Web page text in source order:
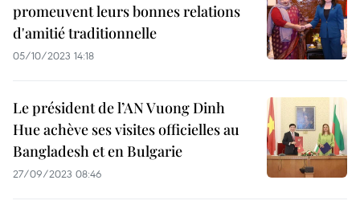
promeuvent leurs bonnes relations
d'amitié traditionnelle
05/10/2023 14:18
Le président de l’AN Vuong Dinh
Hue achève ses visites officielles au
Bangladesh et en Bulgarie
27/09/2023 08:46